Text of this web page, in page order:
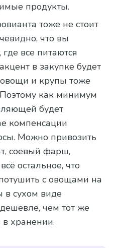
продукты.
тоже не стоит
что вы
все питаются
в закупке будет
и крупы тоже
Поэтому как минимум
будет
компенсации
Можно привозить
соевый фарш,
остальное, что
с овощами на
в сухом виде
чем тот же
хранении.